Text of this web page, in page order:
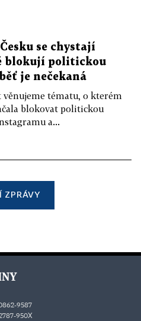
se chystají
blokují politickou
je nečekaná
věnujeme tématu, o kterém
blokovat politickou
a...
ZPRÁVY
9587
950X